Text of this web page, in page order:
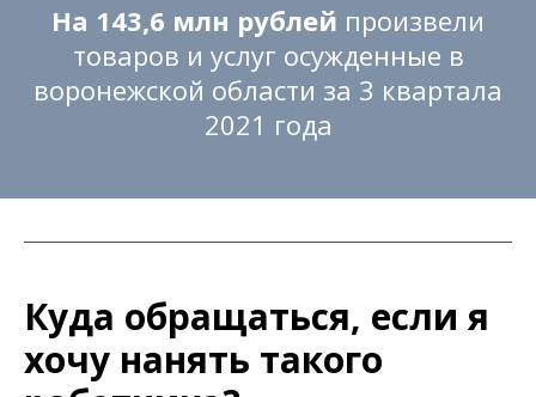
На 143,6 млн рублей произвели
товаров и услуг осужденные в
воронежской области за 3 квартала
2021 года
Куда обращаться, если я
хочу нанять такого